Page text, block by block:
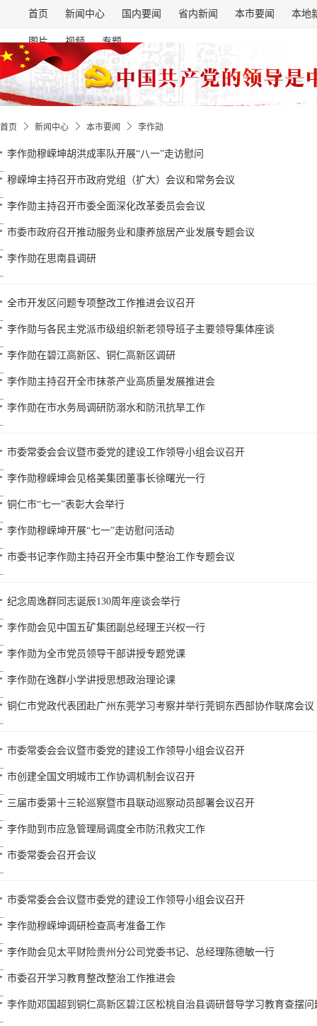
首页 新闻中心 国内要闻 省内新闻 本市要闻 本地
图片 视频 专题
首页 新闻中心 本市要闻 李作勋
李作勋穆嵘坤胡洪成率队开展“八一”走访慰问
穆嵘坤主持召开市政府党组（扩大）会议和常务会议
李作勋主持召开市委全面深化改革委员会会议
市委市政府召开推动服务业和康养旅居产业发展专题会议
李作勋在思南县调研
全市开发区问题专项整改工作推进会议召开
李作勋与各民主党派市级组织新老领导班子主要领导集体座谈
李作勋在碧江高新区、铜仁高新区调研
李作勋主持召开全市抹茶产业高质量发展推进会
李作勋在市水务局调研防溺水和防汛抗旱工作
市委常委会会议暨市委党的建设工作领导小组会议召开
李作勋穆嵘坤会见格美集团董事长徐曙光一行
铜仁市“七一”表彰大会举行
李作勋穆嵘坤开展“七一”走访慰问活动
市委书记李作勋主持召开全市集中整治工作专题会议
纪念周逸群同志诞辰130周年座谈会举行
李作勋会见中国五矿集团副总经理王兴权一行
李作勋为全市党员领导干部讲授专题党课
李作勋在逸群小学讲授思想政治理论课
铜仁市党政代表团赴广州东莞学习考察并举行莞铜东西部协作联席会议
市委常委会会议暨市委党的建设工作领导小组会议召开
市创建全国文明城市工作协调机制会议召开
三届市委第十三轮巡察暨市县联动巡察动员部署会议召开
李作勋到市应急管理局调度全市防汛救灾工作
市委常委会召开会议
市委常委会会议暨市委党的建设工作领导小组会议召开
李作勋穆嵘坤调研检查高考准备工作
李作勋会见太平财险贵州分公司党委书记、总经理陈德敏一行
市委召开学习教育整改整治工作推进会
李作勋邓国超到铜仁高新区碧江区松桃自治县调研督导学习教育查摆问